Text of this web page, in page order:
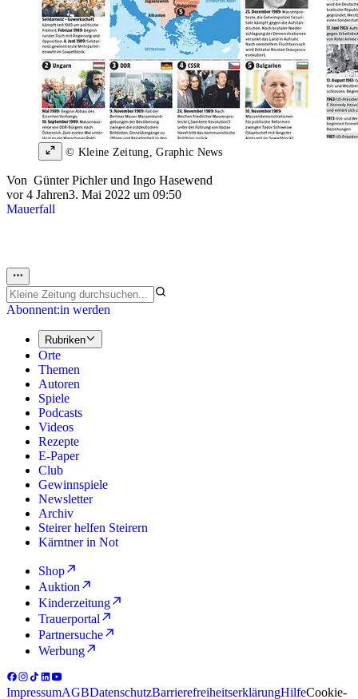
© Kleine Zeitung, Graphic News
Von Günter Pichlerund Ingo Hasewend
vor 4 Jahren3. Mai 2022 um 09:50
Mauerfall
Abonnent:in werden
Rubriken
Orte
Themen
Autoren
Spiele
Podcasts
Videos
Rezepte
E-Paper
Club
Gewinnspiele
Newsletter
Archiv
Steirer helfen Steirern
Kärntner in Not
Shop
Auktion
Kinderzeitung
Trauerportal
Partnersuche
Werbung
ImpressumAGBDatenschutzBarrierefreiheitserklärungHilfeCookie-